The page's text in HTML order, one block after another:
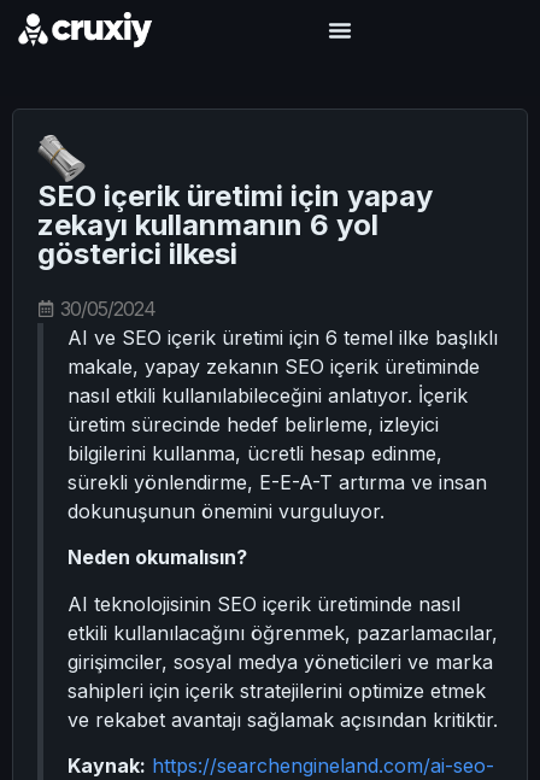
SEO içerik üretimi için yapay
zekayı kullanmanın 6 yol
gösterici ilkesi
30/05/2024
AI ve SEO içerik üretimi için 6 temel ilke başlıklı
makale, yapay zekanın SEO içerik üretiminde
nasıl etkili kullanılabileceğini anlatıyor. İçerik
üretim sürecinde hedef belirleme, izleyici
bilgilerini kullanma, ücretli hesap edinme,
sürekli yönlendirme, E-E-A-T artırma ve insan
dokunuşunun önemini vurguluyor.
Neden okumalısın?
AI teknolojisinin SEO içerik üretiminde nasıl
etkili kullanılacağını öğrenmek, pazarlamacılar,
girişimciler, sosyal medya yöneticileri ve marka
sahipleri için içerik stratejilerini optimize etmek
ve rekabet avantajı sağlamak açısından kritiktir.
Kaynak: https://searchengineland.com/ai-seo-